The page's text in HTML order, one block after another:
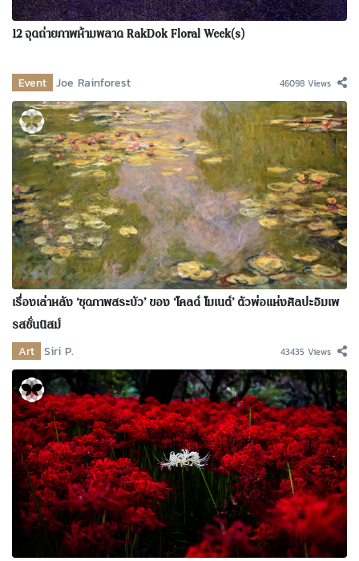
12 จุดถ่ายภาพห้ามพลาด RakDok Floral Week(s)
Event Joe Rainforest 46098 Views
เรื่องเล่าหลัง ‘ชุดภาพสระบัว’ ของ ‘โคลด์ โมเนต์’ ตัวพ่อแห่งศิลปะอิมเพ
รสชั่นนิสม์
Art Siri P. 43435 Views